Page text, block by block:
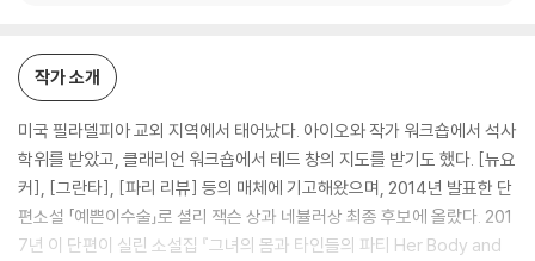
작가 소개
미국 필라델피아 교외 지역에서 태어났다. 아이오와 작가 워크숍에서 석사
학위를 받았고, 클래리언 워크숍에서 테드 창의 지도를 받기도 했다. [뉴요
커], [그란타], [파리 리뷰] 등의 매체에 기고해왔으며, 2014년 발표한 단
편소설 「예쁜이수술」로 셜리 잭슨 상과 네뷸러상 최종 후보에 올랐다. 201
7년 이 단편이 실린 소설집 『그녀의 몸과 타인들의 파티 Her Body and